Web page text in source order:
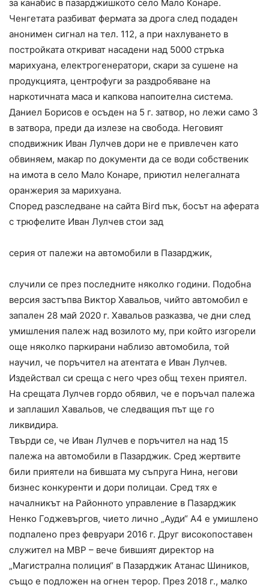
за канабис в пазарджишкото село Мало Конаре.
Ченгетата разбиват фермата за дрога след подаден
анонимен сигнал на тел. 112, а при нахлуването в
постройката откриват насадени над 5000 стръка
марихуана, електрогенератори, скари за сушене на
продукцията, центрофуги за раздробяване на
наркотичната маса и капкова напоителна система.
Даниел Борисов е осъден на 5 г. затвор, но лежи само 3
в затвора, преди да излезе на свобода. Неговият
сподвижник Иван Лулчев дори не е привлечен като
обвиняем, макар по документи да се води собственик
на имота в село Мало Конаре, приютил нелегалната
оранжерия за марихуана.
Според разследване на сайта Bird пък, босът на аферата
с трюфелите Иван Лулчев стои зад
серия от палежи на автомобили в Пазарджик,
случили се през последните няколко години. Подобна
версия застъпва Виктор Хавальов, чийто автомобил е
запален 28 май 2020 г. Хавальов разказва, че дни след
умишления палеж над возилото му, при който изгорели
още няколко паркирани наблизо автомобила, той
научил, че поръчител на атентата е Иван Лулчев.
Издействал си среща с него чрез общ техен приятел.
На срещата Лулчев гордо обявил, че е поръчал палежа
и заплашил Хавальов, че следващия път ще го
ликвидира.
Твърди се, че Иван Лулчев е поръчител на над 15
палежа на автомобили в Пазарджик. Сред жертвите
били приятели на бившата му съпруга Нина, негови
бизнес конкуренти и дори полицаи. Сред тях е
началникът на Районното управление в Пазарджик
Ненко Годжевъргов, чието лично „Ауди“ А4 е умишлено
подпалено през февруари 2016 г. Друг високопоставен
служител на МВР – вече бившият директор на
„Магистрална полиция“ в Пазарджик Атанас Шиников,
също е подложен на огнен терор. През 2018 г., малко